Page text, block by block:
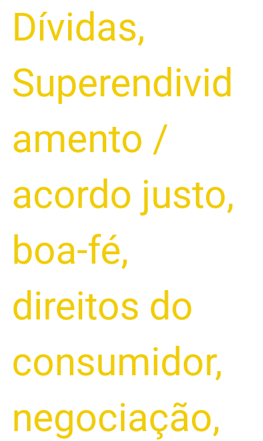
Dívidas,
Superendivid
amento /
acordo justo,
boa-fé,
direitos do
consumidor,
negociação,